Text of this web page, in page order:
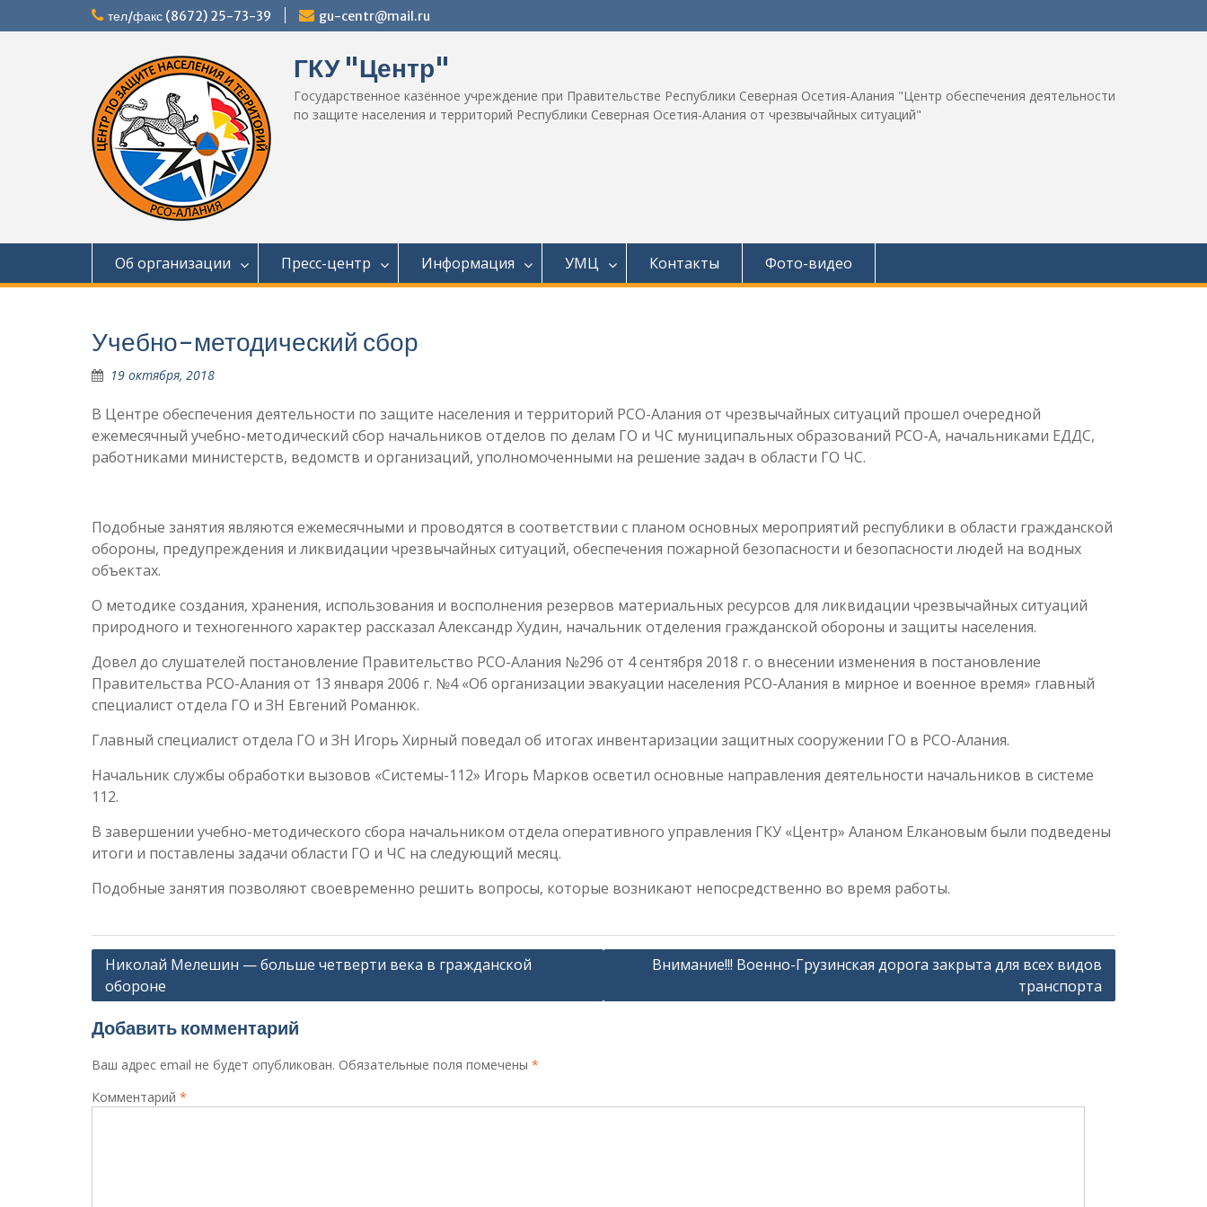
к
тел/факс (8672) 25-73-39 gu-centr@mail.ru
ГКУ "Центр"
Государственное казённое учреждение при Правительстве Республики Северная Осетия-Алания "Центр обеспечения деятельности
по защите населения и территорий Республики Северная Осетия-Алания от чрезвычайных ситуаций"
Об организации Пресс-центр Информация УМЦ Контакты Фото-видео
Учебно-методический сбор
19 октября, 2018
В Центре обеспечения деятельности по защите населения и территорий РСО-Алания от чрезвычайных ситуаций прошел очередной
ежемесячный учебно-методический сбор начальников отделов по делам ГО и ЧС муниципальных образований РСО-А, начальниками ЕДДС,
работниками министерств, ведомств и организаций, уполномоченными на решение задач в области ГО ЧС.
Подобные занятия являются ежемесячными и проводятся в соответствии с планом основных мероприятий республики в области гражданской
обороны, предупреждения и ликвидации чрезвычайных ситуаций, обеспечения пожарной безопасности и безопасности людей на водных
объектах.
О методике создания, хранения, использования и восполнения резервов материальных ресурсов для ликвидации чрезвычайных ситуаций
природного и техногенного характер рассказал Александр Худин, начальник отделения гражданской обороны и защиты населения.
Довел до слушателей постановление Правительство РСО-Алания №296 от 4 сентября 2018 г. о внесении изменения в постановление
Правительства РСО-Алания от 13 января 2006 г. №4 «Об организации эвакуации населения РСО-Алания в мирное и военное время» главный
специалист отдела ГО и ЗН Евгений Романюк.
Главный специалист отдела ГО и ЗН Игорь Хирный поведал об итогах инвентаризации защитных сооружении ГО в РСО-Алания.
Начальник службы обработки вызовов «Системы-112» Игорь Марков осветил основные направления деятельности начальников в системе
112.
В завершении учебно-методического сбора начальником отдела оперативного управления ГКУ «Центр» Аланом Елкановым были подведены
итоги и поставлены задачи области ГО и ЧС на следующий месяц.
Подобные занятия позволяют своевременно решить вопросы, которые возникают непосредственно во время работы.
Навигация
по
записям
Николай Мелешин — больше четверти века в гражданской
обороне
Внимание!!! Военно-Грузинская дорога закрыта для всех видов
транспорта
Добавить комментарий
Ваш адрес email не будет опубликован. Обязательные поля помечены *
Комментарий *